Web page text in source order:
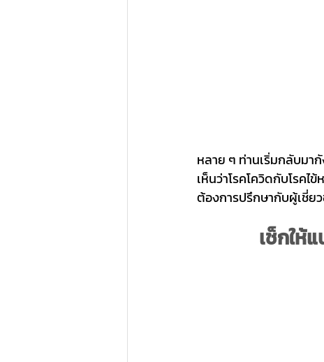
หลาย ๆ ท่านเริ่มกลับมากั
เห็นว่าโรคโควิดกับโรคไ
ต้องการปรึกษากับผู้เชี่ย
เช็กให้